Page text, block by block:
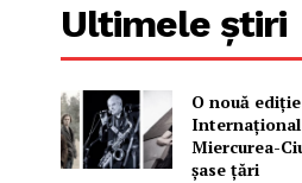
Ultimele știri
O nouă
Internaţional
Miercurea-
şase ţări